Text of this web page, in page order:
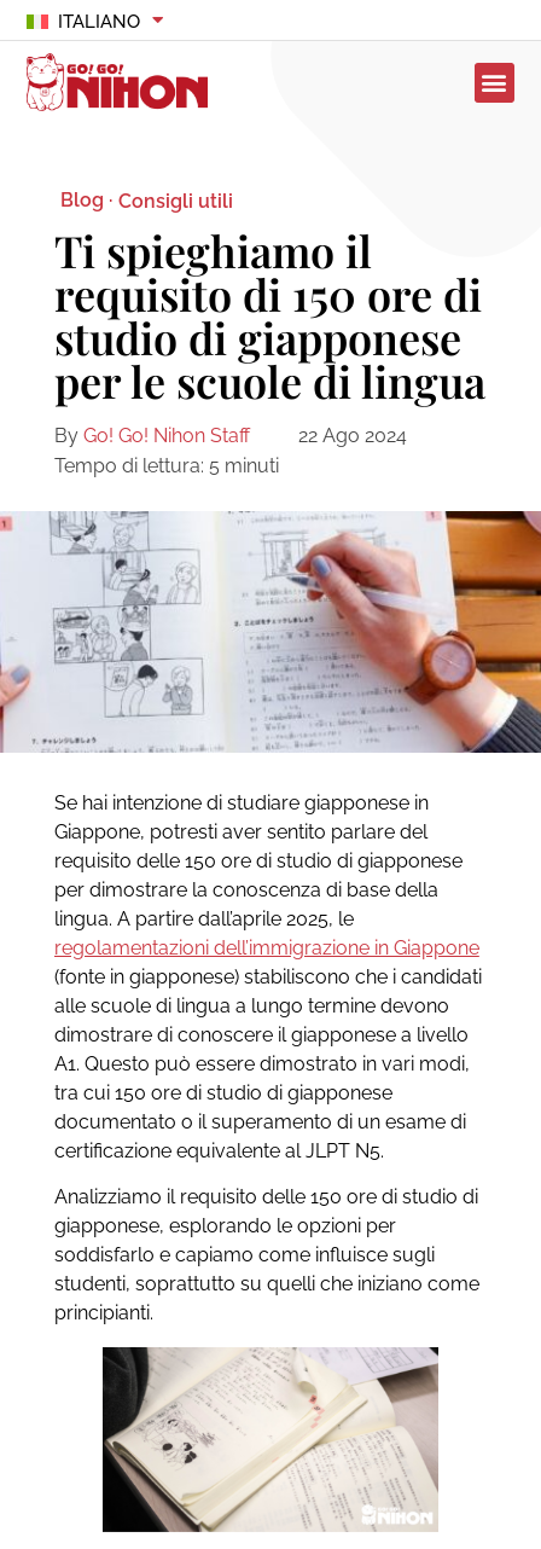
ITALIANO
Blog · Consigli utili
Ti spieghiamo il
requisito di 150 ore di
studio di giapponese
per le scuole di lingua
By Go! Go! Nihon Staff
22 Ago 2024
Tempo di lettura: 5 minuti
Se hai intenzione di studiare giapponese in
Giappone, potresti aver sentito parlare del
requisito delle 150 ore di studio di giapponese
per dimostrare la conoscenza di base della
lingua. A partire dall’aprile 2025, le
regolamentazioni dell’immigrazione in Giappone
(fonte in giapponese) stabiliscono che i candidati
alle scuole di lingua a lungo termine devono
dimostrare di conoscere il giapponese a livello
A1. Questo può essere dimostrato in vari modi,
tra cui 150 ore di studio di giapponese
documentato o il superamento di un esame di
certificazione equivalente al JLPT N5.
Analizziamo il requisito delle 150 ore di studio di
giapponese, esplorando le opzioni per
soddisfarlo e capiamo come influisce sugli
studenti, soprattutto su quelli che iniziano come
principianti.